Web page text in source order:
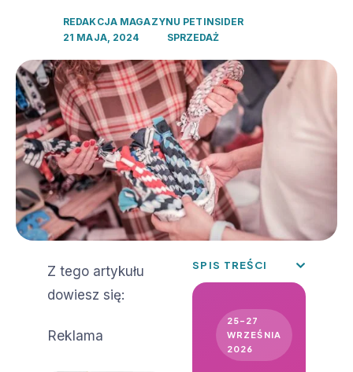
REDAKCJA MAGAZYNU PETINSIDER
21 MAJA, 2024
SPRZEDAŻ
Z tego artykułu
dowiesz się:
Reklama
SPIS TREŚCI
25–27
WRZEŚNIA
2026